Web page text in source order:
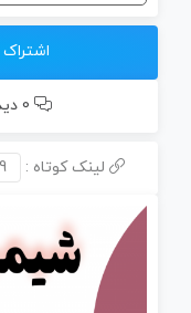
عدد
0 دیدگاه
لینک کوتاه :